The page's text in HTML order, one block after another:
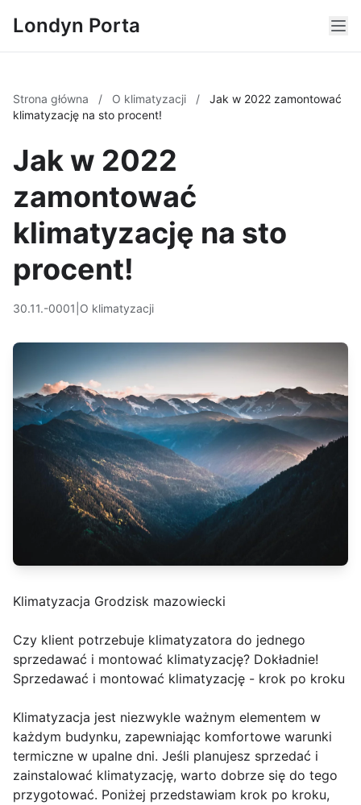
Londyn Porta
Strona główna / O klimatyzacji /
Jak w 2022 zamontować
klimatyzację na sto procent!
Jak w 2022
zamontować
klimatyzację na sto
procent!
30.11.-0001 O klimatyzacji
Klimatyzacja Grodzisk mazowiecki
Czy klient potrzebuje klimatyzatora do jednego
sprzedawać i montować klimatyzację? Dokładnie!
Sprzedawać i montować klimatyzację - krok po kroku
Klimatyzacja jest niezwykle ważnym elementem w
każdym budynku, zapewniając komfortowe warunki
termiczne w upalne dni. Jeśli planujesz sprzedać i
zainstalować klimatyzację, warto dobrze się do tego
przygotować. Poniżej przedstawiam krok po kroku,